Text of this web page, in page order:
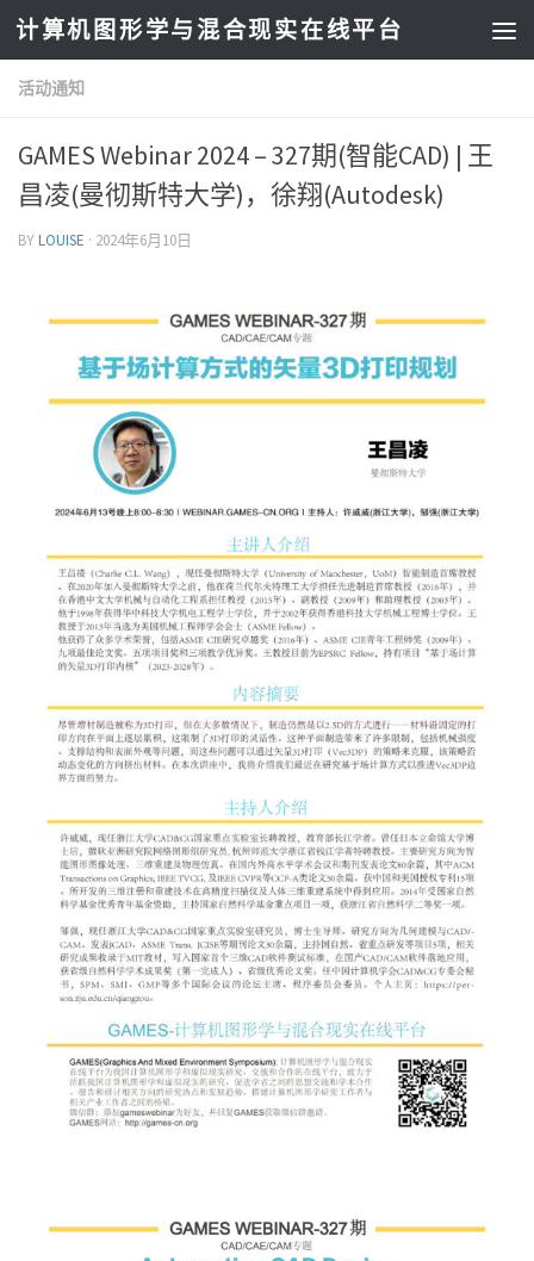
计算机图形学与混合现实在线平台
活动通知
GAMES Webinar 2024 – 327期(智能CAD) | 王
昌凌(曼彻斯特大学)，徐翔(Autodesk)
BYLOUISE · 2024年6月10日